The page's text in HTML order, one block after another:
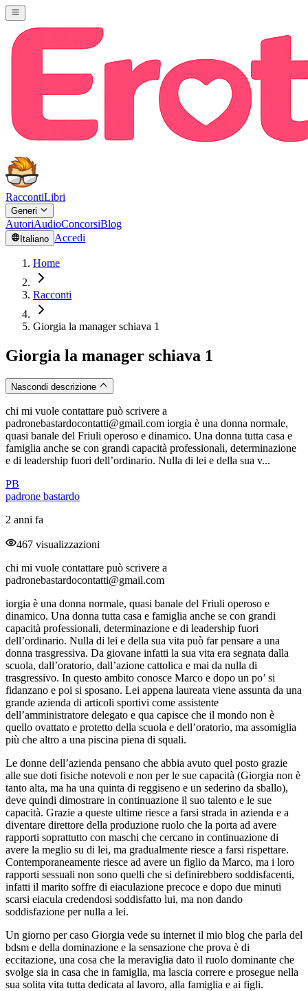
RaccontiLibri
Generi
AutoriAudioConcorsiBlog
Italiano Accedi
Home
Racconti
Giorgia la manager schiava 1
Giorgia la manager schiava 1
Nascondi descrizione
chi mi vuole contattare può scrivere a
padronebastardocontatti@gmail.com iorgia è una donna normale,
quasi banale del Friuli operoso e dinamico. Una donna tutta casa e
famiglia anche se con grandi capacità professionali, determinazione
e di leadership fuori dell’ordinario. Nulla di lei e della sua v...
PB
padrone bastardo
2 anni fa
467 visualizzazioni
chi mi vuole contattare può scrivere a
padronebastardocontatti@gmail.com
iorgia è una donna normale, quasi banale del Friuli operoso e
dinamico. Una donna tutta casa e famiglia anche se con grandi
capacità professionali, determinazione e di leadership fuori
dell’ordinario. Nulla di lei e della sua vita può far pensare a una
donna trasgressiva. Da giovane infatti la sua vita era segnata dalla
scuola, dall’oratorio, dall’azione cattolica e mai da nulla di
trasgressivo. In questo ambito conosce Marco e dopo un po’ si
fidanzano e poi si sposano. Lei appena laureata viene assunta da una
grande azienda di articoli sportivi come assistente
dell’amministratore delegato e qua capisce che il mondo non è
quello ovattato e protetto della scuola e dell’oratorio, ma assomiglia
più che altro a una piscina piena di squali.
Le donne dell’azienda pensano che abbia avuto quel posto grazie
alle sue doti fisiche notevoli e non per le sue capacità (Giorgia non è
tanto alta, ma ha una quinta di reggiseno e un sederino da sballo),
deve quindi dimostrare in continuazione il suo talento e le sue
capacità. Grazie a queste ultime riesce a farsi strada in azienda e a
diventare direttore della produzione ruolo che la porta ad avere
rapporti soprattutto con maschi che cercano in continuazione di
avere la meglio su di lei, ma gradualmente riesce a farsi rispettare.
Contemporaneamente riesce ad avere un figlio da Marco, ma i loro
rapporti sessuali non sono quelli che si definirebbero soddisfacenti,
infatti il marito soffre di eiaculazione precoce e dopo due minuti
scarsi eiacula credendosi soddisfatto lui, ma non dando
soddisfazione per nulla a lei.
Un giorno per caso Giorgia vede su internet il mio blog che parla del
bdsm e della dominazione e la sensazione che prova è di
eccitazione, una cosa che la meraviglia dato il ruolo dominante che
svolge sia in casa che in famiglia, ma lascia correre e prosegue nella
sua solita vita tutta dedicata al lavoro, alla famiglia e ai figli.